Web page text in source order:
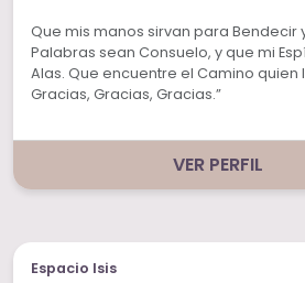
Que mis manos sirvan para Bendecir
Palabras sean Consuelo, y que mi
Alas. Que encuentre el Camino quien
Gracias, Gracias, Gracias.”
VER PERFIL
Espacio Isis